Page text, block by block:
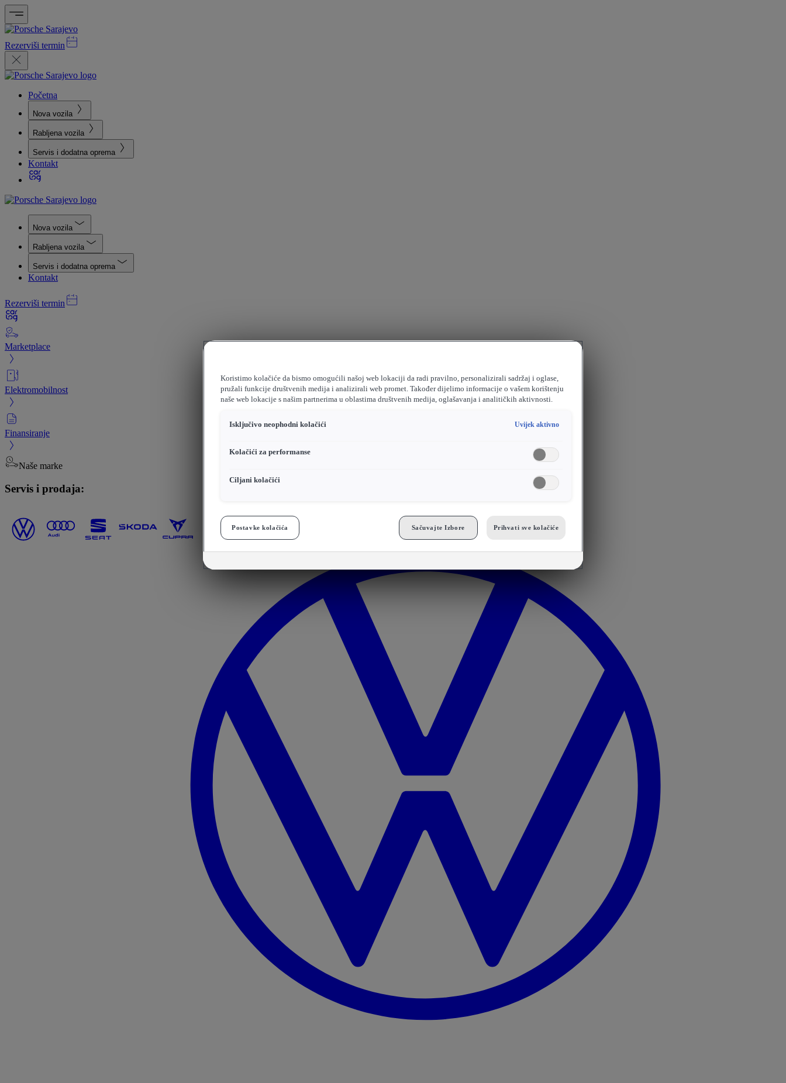
Rezerviši termin
Početna
Nova vozila
Rabljena vozila
Servis i dodatna oprema
Kontakt
Nova vozila
Rabljena vozila
Servis i dodatna oprema
Kontakt
Rezerviši termin
Marketplace
Elektromobilnost
Finansiranje
Naše marke
Servis i prodaja:
Koristimo kolačiće da bismo omogućili našoj web lokaciji da radi pravilno, personalizirali sadržaj i oglase,
pružali funkcije društvenih medija i analizirali web promet. Također dijelimo informacije o vašem korištenju
naše web lokacije s našim partnerima u oblastima društvenih medija, oglašavanja i analitičkih aktivnosti.
Isključivo neophodni kolačići Uvijek aktivno
Kolačići za performanse
Ciljani kolačići
Postavke kolačića Sačuvajte Izbore Prihvati sve kolačiće